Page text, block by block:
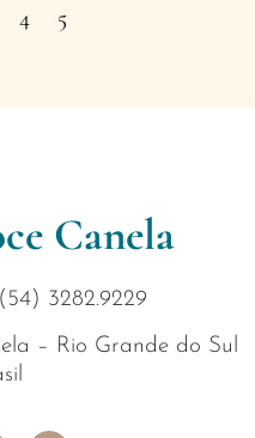
4 5
Canela
3282.9229
– Rio Grande do Sul